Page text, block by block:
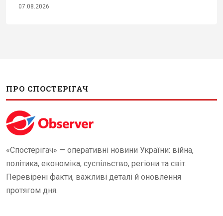
07.08.2026
ПРО СПОСТЕРІГАЧ
«Спостерігач» — оперативні новини України: війна,
політика, економіка, суспільство, регіони та світ.
Перевірені факти, важливі деталі й оновлення
протягом дня.